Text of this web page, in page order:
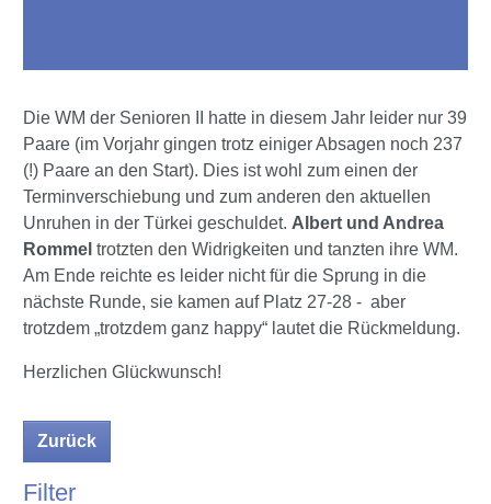
Die WM der Senioren II hatte in diesem Jahr leider nur 39
Paare (im Vorjahr gingen trotz einiger Absagen noch 237
(!) Paare an den Start). Dies ist wohl zum einen der
Terminverschiebung und zum anderen den aktuellen
Unruhen in der Türkei geschuldet. Albert und Andrea
Rommel trotzten den Widrigkeiten und tanzten ihre WM.
Am Ende reichte es leider nicht für die Sprung in die
nächste Runde, sie kamen auf Platz 27-28 - aber
trotzdem „trotzdem ganz happy“ lautet die Rückmeldung.
Herzlichen Glückwunsch!
Zurück
Filter